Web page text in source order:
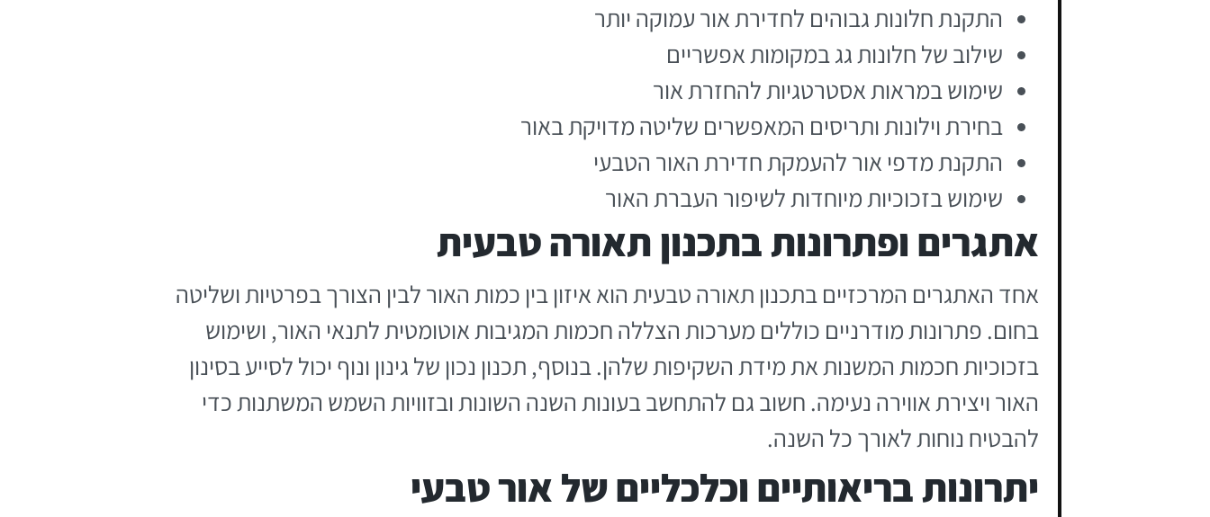
התקנת חלונות גבוהים לחדירת אור עמוקה יותר
שילוב של חלונות גג במקומות אפשריים
שימוש במראות אסטרטגיות להחזרת אור
בחירת וילונות ותריסים המאפשרים שליטה מדויקת באור
התקנת מדפי אור להעמקת חדירת האור הטבעי
שימוש בזכוכיות מיוחדות לשיפור העברת האור
אתגרים ופתרונות בתכנון תאורה טבעית
אחד האתגרים המרכזיים בתכנון תאורה טבעית הוא איזון בין כמות האור לבין הצורך בפרטיות ושליטה
בחום. פתרונות מודרניים כוללים מערכות הצללה חכמות המגיבות אוטומטית לתנאי האור, ושימוש
בזכוכיות חכמות המשנות את מידת השקיפות שלהן. בנוסף, תכנון נכון של גינון ונוף יכול לסייע בסינון
האור ויצירת אווירה נעימה. חשוב גם להתחשב בעונות השנה השונות ובזוויות השמש המשתנות כדי
להבטיח נוחות לאורך כל השנה.
יתרונות בריאותיים וכלכליים של אור טבעי